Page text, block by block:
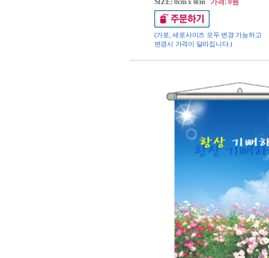
SIZE: 0cm x 0cm가격: 0원
(가로, 세로사이즈 모두 변경 가능하고
변경시 가격이 달라집니다.)